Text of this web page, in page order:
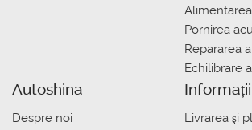
Pornirea
Repararea
Echilibrare
Autoshina
Despre noi
Livrarea şi